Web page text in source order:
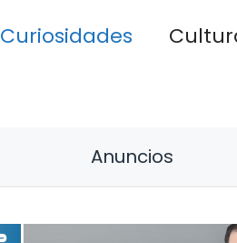
Curiosidades
Anuncios